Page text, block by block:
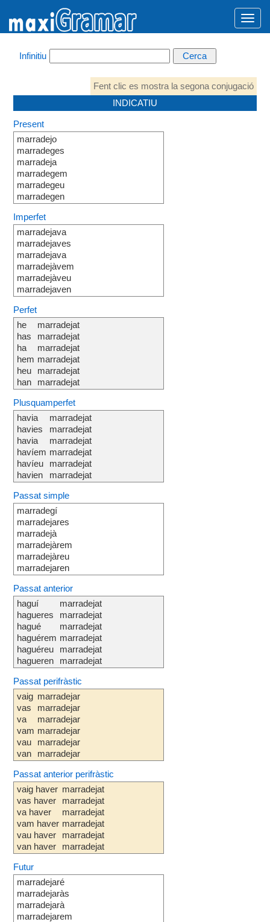
Infinitiu
Fent clic es mostra la segona conjugació
INDICATIU
Present
marradejo
marradeges
marradeja
marradegem
marradegeu
marradegen
Imperfet
marradejava
marradejaves
marradejava
marradejàvem
marradejàveu
marradejaven
Perfet
he
has
ha
hem
heu
han
marradejat
marradejat
marradejat
marradejat
marradejat
marradejat
Plusquamperfet
havia
havies
havia
havíem
havíeu
havien
marradejat
marradejat
marradejat
marradejat
marradejat
marradejat
Passat simple
marradegí
marradejares
marradejà
marradejàrem
marradejàreu
marradejaren
Passat anterior
haguí
hagueres
hagué
haguérem
haguéreu
hagueren
marradejat
marradejat
marradejat
marradejat
marradejat
marradejat
Passat perifràstic
vaig
vas
va
vam
vau
van
marradejar
marradejar
marradejar
marradejar
marradejar
marradejar
Passat anterior perifràstic
vaig haver
vas haver
va haver
vam haver
vau haver
van haver
marradejat
marradejat
marradejat
marradejat
marradejat
marradejat
Futur
marradejaré
marradejaràs
marradejarà
marradejarem